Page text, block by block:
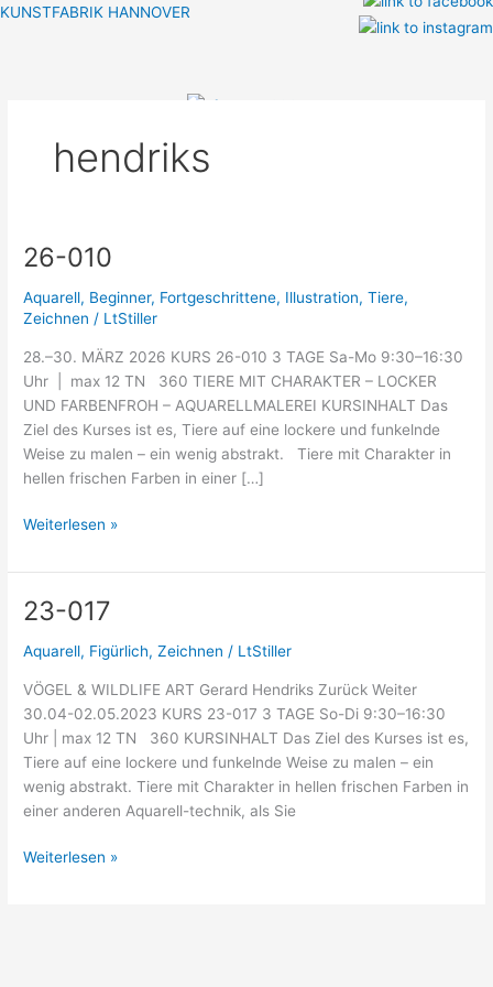
Zum
KUNSTFABRIK HANNOVER
hendriks
26-010
Aquarell, Beginner, Fortgeschrittene, Illustration,Tiere,
Zeichnen / LtStiller
28.–30. MÄRZ 2026 KURS 26-010 3 TAGE Sa-Mo 9:30–16:30
Uhr | max 12 TN 360 TIERE MIT CHARAKTER – LOCKER
UND FARBENFROH – AQUARELLMALEREI KURSINHALT Das
Ziel des Kurses ist es, Tiere auf eine lockere und funkelnde
Weise zu malen – ein wenig abstrakt. Tiere mit Charakter in
hellen frischen Farben in einer […]
26-
Weiterlesen »
23-017
Aquarell, Figürlich,Zeichnen / LtStiller
VÖGEL & WILDLIFE ART Gerard Hendriks Zurück Weiter
30.04-02.05.2023 KURS 23-017 3 TAGE So-Di 9:30–16:30
Uhr | max 12 TN 360 KURSINHALT Das Ziel des Kurses ist es,
Tiere auf eine lockere und funkelnde Weise zu malen – ein
wenig abstrakt. Tiere mit Charakter in hellen frischen Farben in
einer anderen Aquarell-technik, als Sie
23-
Weiterlesen »